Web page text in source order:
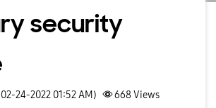
security
24-2022 01:52 AM) 668Views